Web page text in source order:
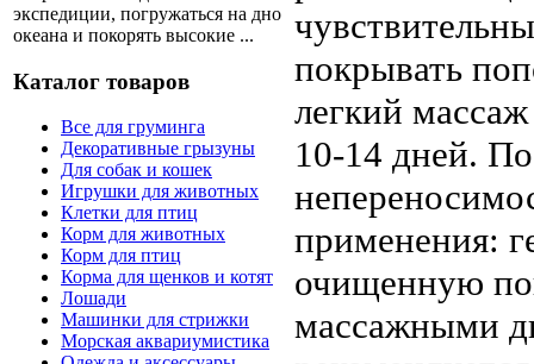
экспедиции, погружаться на дно
океана и покорять высокие ...
Каталог товаров
Все для груминга
Декоративные грызуны
Для собак и кошек
Игрушки для животных
Клетки для птиц
Корм для животных
Корм для птиц
Корма для щенков и котят
Лошади
Машинки для стрижки
Морская аквариумистика
покрывать
легкий
10-14 дней.
применения:
очищенную
массажными